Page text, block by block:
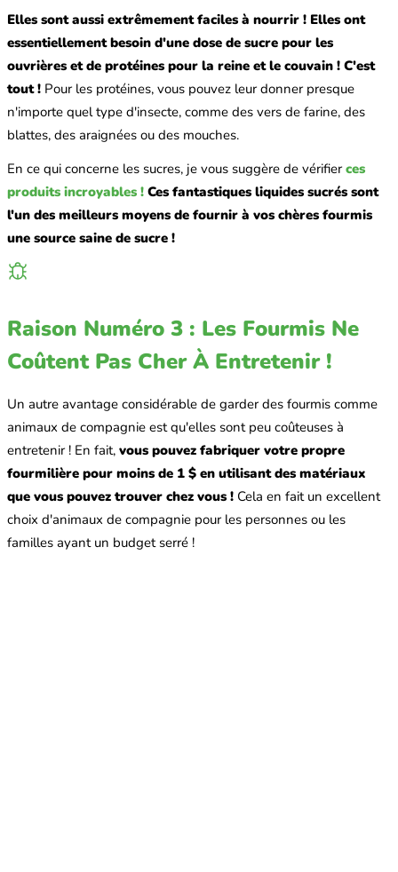
Elles sont aussi extrêmement faciles à nourrir ! Elles ont
essentiellement besoin d'une dose de sucre pour les
ouvrières et de protéines pour la reine et le couvain ! C'est
tout ! Pour les protéines, vous pouvez leur donner presque
n'importe quel type d'insecte, comme des vers de farine, des
blattes, des araignées ou des mouches.
En ce qui concerne les sucres, je vous suggère de vérifierces
produits incroyables ! Ces fantastiques liquides sucrés sont
l'un des meilleurs moyens de fournir à vos chères fourmis
une source saine de sucre !
Raison Numéro 3 : Les Fourmis Ne
Coûtent Pas Cher À Entretenir !
Un autre avantage considérable de garder des fourmis comme
animaux de compagnie est qu'elles sont peu coûteuses à
entretenir ! En fait, vous pouvez fabriquer votre propre
fourmilière pour moins de 1 $ en utilisant des matériaux
que vous pouvez trouver chez vous ! Cela en fait un excellent
choix d'animaux de compagnie pour les personnes ou les
familles ayant un budget serré !